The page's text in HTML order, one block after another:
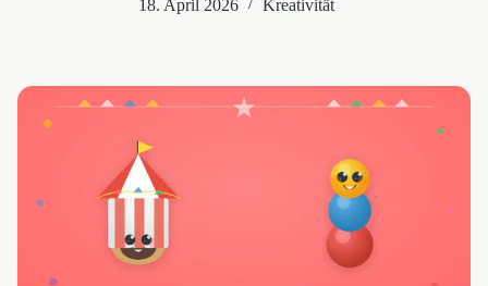
18. April 2026 Kreativität